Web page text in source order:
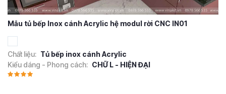
Mẫu tủ bếp Inox cánh Acrylic hệ modul rời CNC IN01
Chất liệu: Tủ bếp inox cánh Acrylic
Kiểu dáng - Phong cách: CHỮ L - HIỆN ĐẠI